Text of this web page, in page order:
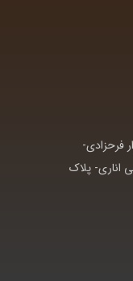
فرحزادی-
اناری- پلاک